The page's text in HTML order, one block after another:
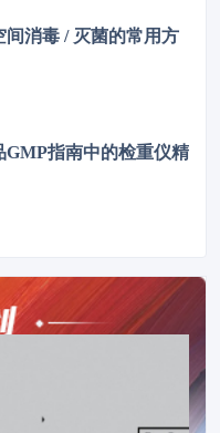
间消毒 / 灭菌的常用方
GMP指南中的检重仪精